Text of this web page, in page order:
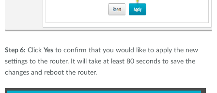
Step 6: Click Yes to confirm that you would like to apply the new
settings to the router. It will take at least 80 seconds to save the
changes and reboot the router.